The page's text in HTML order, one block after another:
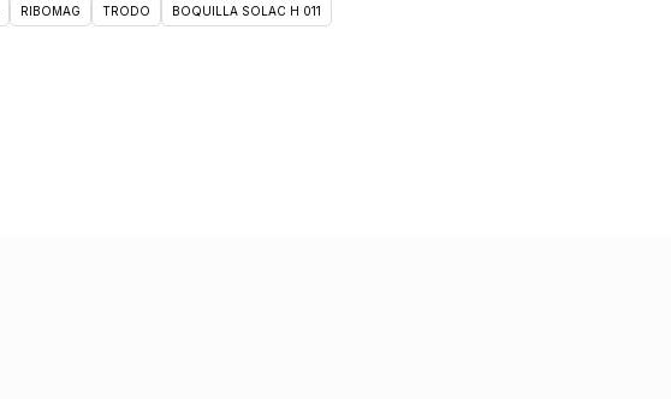
RIBOMAG TRODO BOQUILLA SOLAC H 011